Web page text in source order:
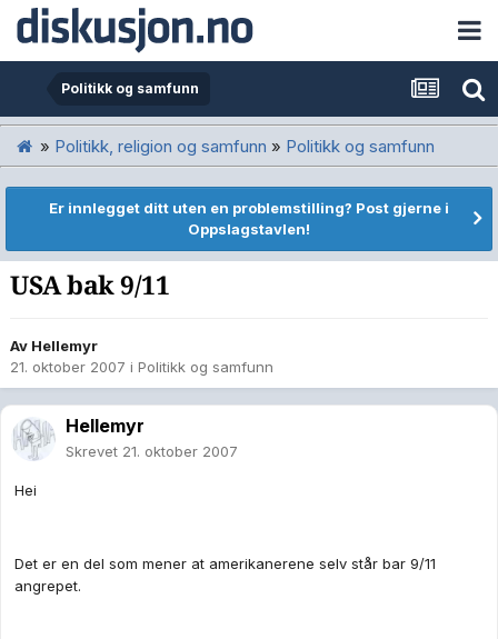
Politikk og samfunn
» Politikk, religion og samfunn » Politikk og samfunn
Er innlegget ditt uten en problemstilling? Post gjerne i
Oppslagstavlen!
USA bak 9/11
Av Hellemyr
21. oktober 2007 i Politikk og samfunn
Hellemyr
Skrevet 21. oktober 2007
Hei
Det er en del som mener at amerikanerene selv står bar 9/11
angrepet.